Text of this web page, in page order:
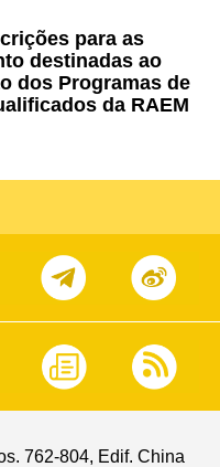
para as
destinadas ao
dos Programas de
da RAEM
762-804, Edif. China